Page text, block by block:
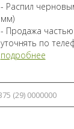
- Распил
мм)
- Продажа
уточнять по
подробнее